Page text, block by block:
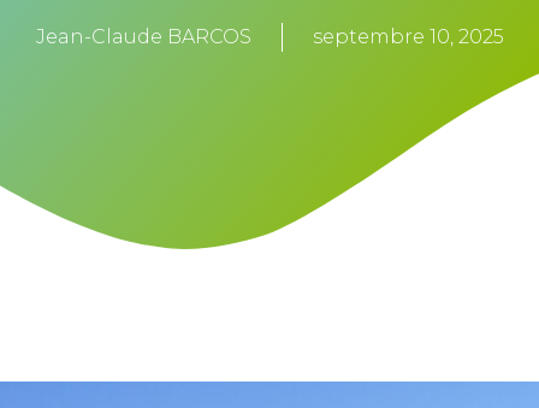
Jean-Claude BARCOS septembre 10, 2025